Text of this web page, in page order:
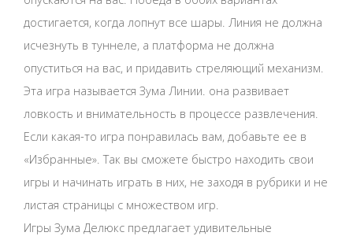
достигается, когда лопнут все шары. Линия не должна
исчезнуть в туннеле, а платформа не должна
опуститься на вас, и придавить стреляющий механизм.
Эта игра называется Зума Линии. она развивает
ловкость и внимательность в процессе развлечения.
Если какая-то игра понравилась вам, добавьте ее в
«Избранные». Так вы сможете быстро находить свои
игры и начинать играть в них, не заходя в рубрики и не
листая страницы с множеством игр.
Игры Зума Делюкс предлагает удивительные